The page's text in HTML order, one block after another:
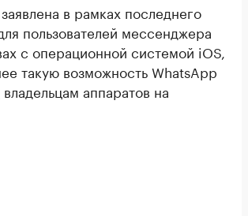
в рамках последнего
пользователей мессенджера
с операционной системой iOS,
такую возможность WhatsApp
владельцам аппаратов на